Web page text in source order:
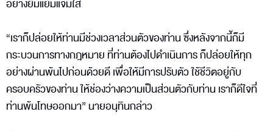
อย่างยิ้มแย้มแจ่มใส
“เราก็ปล่อยให้ท่านมีช่วงเวลาส่วนตัวของท่าน ซึ่งหลังจากนี้ก็มี
กระบวนการทางกฎหมาย ที่ท่านต้องไปดำเนินการ ก็ปล่อยให้ทุก
อย่างผ่านพ้นไปก่อนด้วยดี เพื่อให้มีการปรับตัว ใช้ชีวิตอยู่กับ
ครอบครัวของท่าน ให้ช่องว่างความเป็นส่วนตัวกับท่าน เราก็ดีใจที่
ท่านพ้นโทษออกมา” นายอนุทินกล่าว